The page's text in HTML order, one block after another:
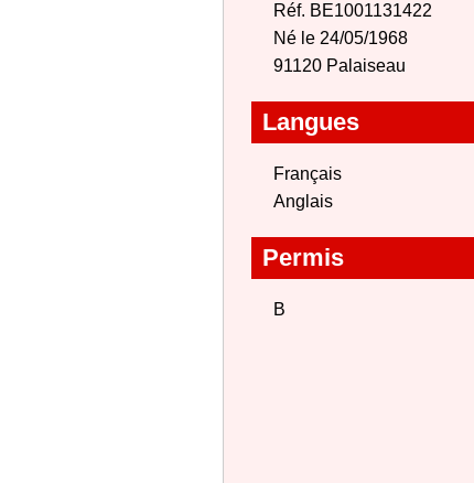
Réf. BE1001131422
Né le 24/05/1968
91120 Palaiseau
Langues
Français
Anglais
Permis
B